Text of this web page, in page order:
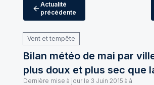
Actualité
précédente
Vent et tempête
Bilan météo de mai par
plus doux et plus sec que
Dernière mise à jour le 3 Juin 2015 à à